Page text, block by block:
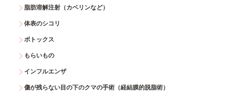
脂肪溶解注射（カベリンなど）
体表のシコリ
ボトックス
もらいもの
インフルエンザ
傷が残らない目の下のクマの手術（経結膜的脱脂術）